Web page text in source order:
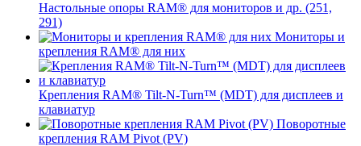
Настольные опоры RAM® для мониторов и др. (251,
291)
Мониторы и
крепления RAM® для них
Крепления RAM® Tilt-N-Turn™ (MDT) для дисплеев и
клавиатур
Поворотные
крепления RAM Pivot (PV)